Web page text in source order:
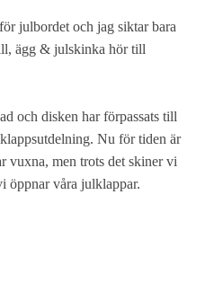
julbordet och jag siktar bara
ägg & julskinka hör till
och disken har förpassats till
Nu för tiden är
vuxna, men trots det skiner vi
öppnar våra julklappar.